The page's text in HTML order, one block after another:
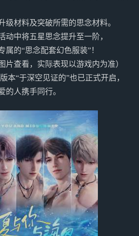
级材料及突破所需的思念材料。
动中将五星思念提升至一阶，
属的“思念配套幻色服装”！
片查看，实际表现以游戏内为准）
本“于深空见证的”也已正式开启，
的人携手同行。